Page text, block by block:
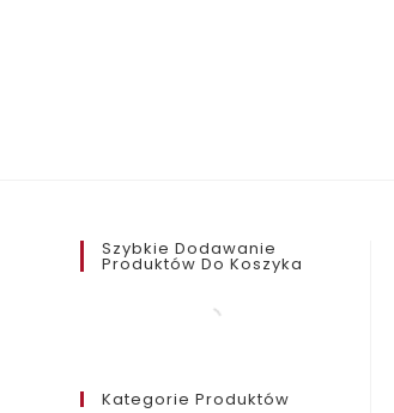
Szybkie Dodawanie
Produktów Do Koszyka
Kategorie Produktów